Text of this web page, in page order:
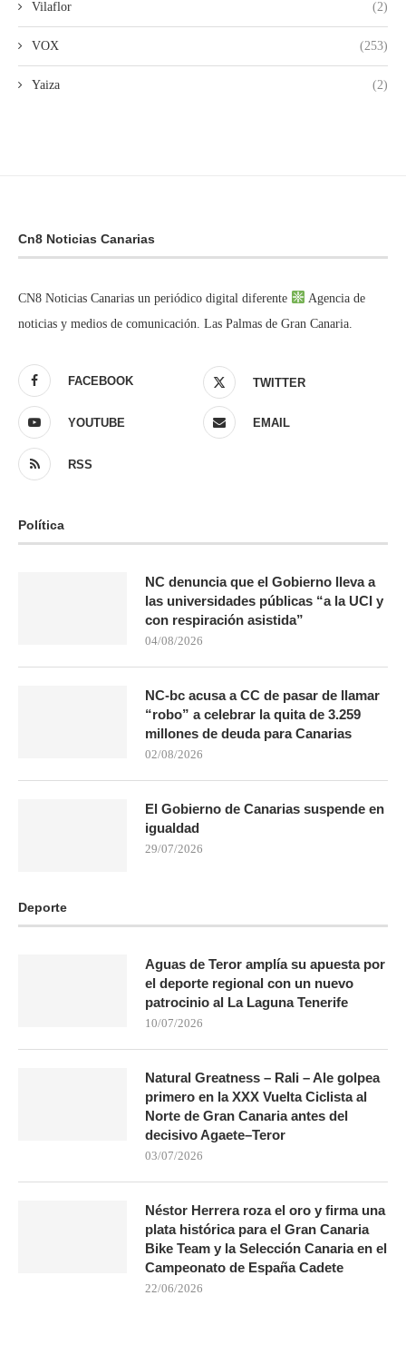
Vilaflor (2)
VOX (253)
Yaiza (2)
Cn8 Noticias Canarias
CN8 Noticias Canarias un periódico digital diferente
Agencia de
noticias y medios de comunicación. Las Palmas de Gran Canaria.
FACEBOOK TWITTER
YOUTUBE EMAIL
RSS
Política
NC denuncia que el Gobierno lleva a
las universidades públicas “a la UCI y
con respiración asistida”
04/08/2026
NC-bc acusa a CC de pasar de llamar
“robo” a celebrar la quita de 3.259
millones de deuda para Canarias
02/08/2026
El Gobierno de Canarias suspende en
igualdad
29/07/2026
Deporte
Aguas de Teror amplía su apuesta por
el deporte regional con un nuevo
patrocinio al La Laguna Tenerife
10/07/2026
Natural Greatness – Rali – Ale golpea
primero en la XXX Vuelta Ciclista al
Norte de Gran Canaria antes del
decisivo Agaete–Teror
03/07/2026
Néstor Herrera roza el oro y firma una
plata histórica para el Gran Canaria
Bike Team y la Selección Canaria en el
Campeonato de España Cadete
22/06/2026